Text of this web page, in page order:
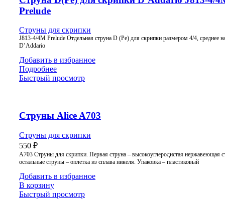
Prelude
Струны для скрипки
J813-4/4M Prelude Отдельная струна D (Ре) для скрипки размером 4/4, среднее
D’Addario
Добавить в избранное
Подробнее
Быстрый просмотр
Струны Alice A703
Струны для скрипки
550 ₽
A703 Струны для скрипки. Первая струна – высокоуглеродистая нержавеющая
остальные струны – оплетка из сплава никеля. Упаковка – пластиковый
Добавить в избранное
В корзину
Быстрый просмотр